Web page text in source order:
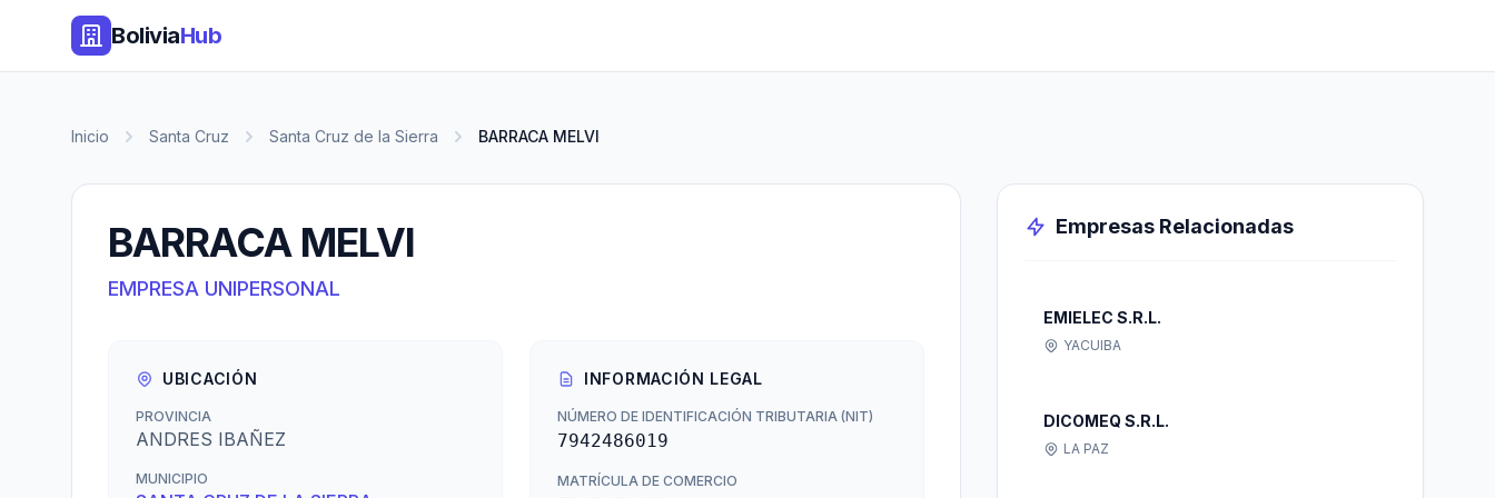
BoliviaHub
Inicio Santa Cruz Santa Cruz de la Sierra BARRACA MELVI
BARRACA MELVI
EMPRESA UNIPERSONAL
UBICACIÓN
PROVINCIA
ANDRES IBAÑEZ
MUNICIPIO
INFORMACIÓN LEGAL
NÚMERO DE IDENTIFICACIÓN TRIBUTARIA (NIT)
7942486019
MATRÍCULA DE COMERCIO
Empresas Relacionadas
EMIELEC S.R.L.
YACUIBA
DICOMEQ S.R.L.
LA PAZ